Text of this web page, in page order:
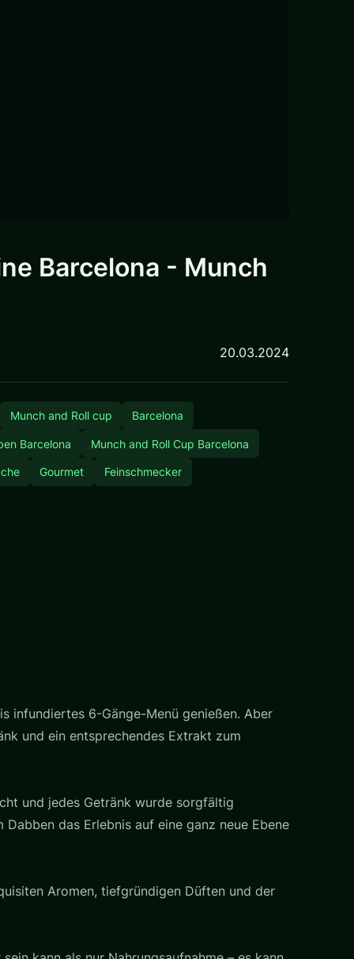
Barcelona - Munch
20.03.2024
Munch and Roll cup Barcelona
Barcelona Munch and Roll Cup Barcelona
Gourmet Feinschmecker
infundiertes 6-Gänge-Menü genießen. Aber
und ein entsprechendes Extrakt zum
und jedes Getränk wurde sorgfältig
das Erlebnis auf eine ganz neue Ebene
Aromen, tiefgründigen Düften und der